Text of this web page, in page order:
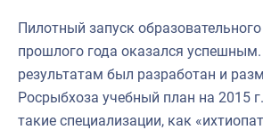
Укрепление духовно-нравственных
События в России и мире
Пилотный запуск
прошлого года оказался
результатам был разработан и
Росрыбхоза учебный план на 2015
такие специализации, как